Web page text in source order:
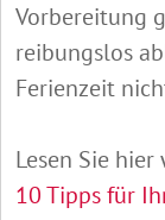
Vorbereitung
reibungslos
Ferienzeit
Lesen Sie hier
10 Tipps für